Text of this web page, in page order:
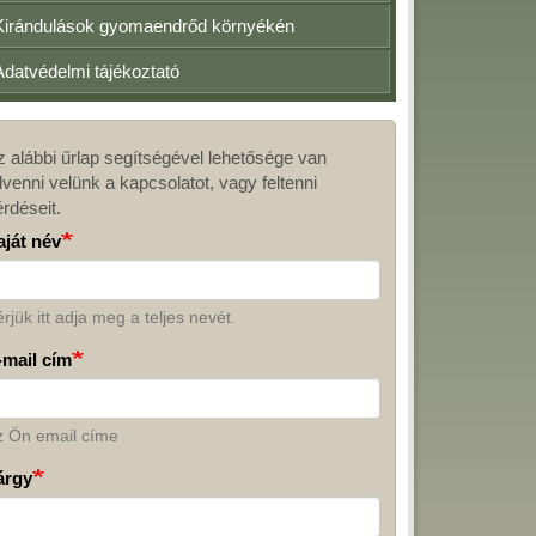
gyomaendrőd környékén
tájékoztató
alábbi űrlap segítségével lehetősége van
velünk a kapcsolatot, vagy feltenni
név
itt adja meg a teljes nevét.
mail cím
Ön email címe